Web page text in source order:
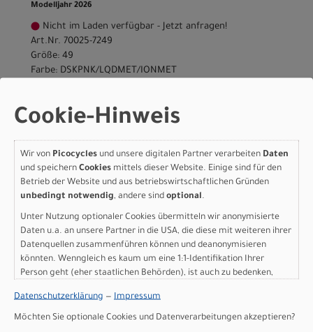
Modelljahr 2026
Nicht im Laden verfügbar - Jetzt anfragen!
Art.Nr. 70025-7249
Größe: 49
Farbe: DSKPNK/LQDMET/IONMET
1.650,00 EUR
Specialized ALLEZ SPRINT
FRMSET 52
DSKPNK/LQDMET/IONME
T
Modelljahr 2026
Nicht im Laden verfügbar - Jetzt anfragen!
Art.Nr. 70025-7252
Farbe: DSKPNK/LQDMET/IONMET
Cookie-Hinweis
Wir von Picocycles und unsere digitalen Partner verarbeiten Daten
und speichern Cookies mittels dieser Website. Einige sind für den
Betrieb der Website und aus betriebswirtschaftlichen Gründen
unbedingt notwendig, andere sind optional.
Unter Nutzung optionaler Cookies übermitteln wir anonymisierte
Daten u.a. an unsere Partner in die USA, die diese mit weiteren ihrer
Datenquellen zusammenführen können und deanonymisieren
könnten. Wenngleich es kaum um eine 1:1-Identifikation Ihrer
Person geht (eher staatlichen Behörden), ist auch zu bedenken,
sind wie bei uns in der Europäischen Union.
Datenschutzerklärung — Impressum
Möchten Sie optionale Cookies und Datenverarbeitungen akzeptieren?